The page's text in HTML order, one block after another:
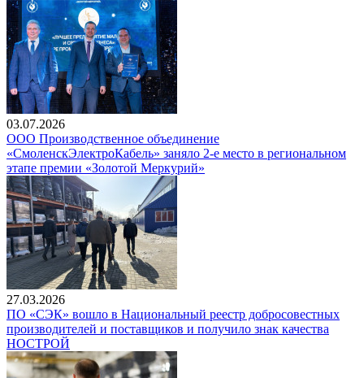
03.07.2026
ООО Производственное объединение
«СмоленскЭлектроКабель» заняло 2-е место в региональном
этапе премии «Золотой Меркурий»
27.03.2026
ПО «СЭК» вошло в Национальный реестр добросовестных
производителей и поставщиков и получило знак качества
НОСТРОЙ